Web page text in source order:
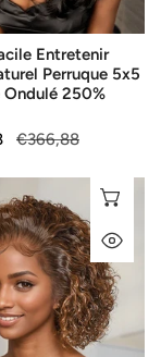
Entretenir
Perruque 5x5
Ondulé 250%
€366,88